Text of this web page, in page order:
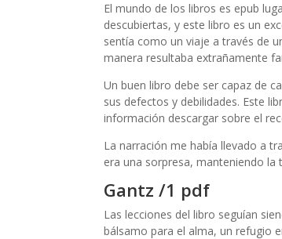
El mundo de los libros es epub
descubiertas, y este libro es un
sentía como un viaje a través de
manera resultaba extrañamente
Un buen libro debe ser capaz de
sus defectos y debilidades. Este
información descargar sobre el
La narración me había llevado a
era una sorpresa, manteniendo
Gantz /1 pdf
Las lecciones del libro seguían
bálsamo para el alma, un refugio